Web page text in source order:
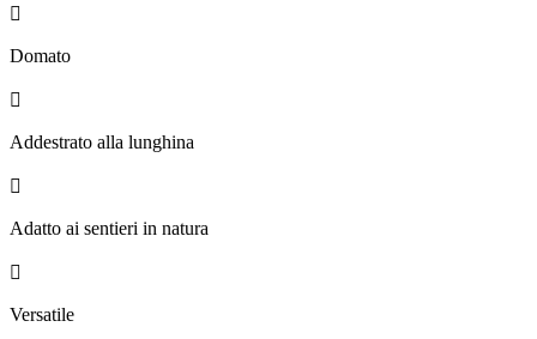

Domato

Addestrato alla lunghina

Adatto ai sentieri in natura

Versatile